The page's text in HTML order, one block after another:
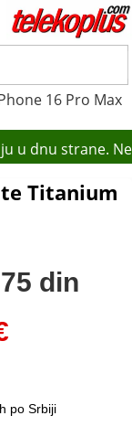
16 Pro Max
dnu strane.
Titanium
din
po Srbiji